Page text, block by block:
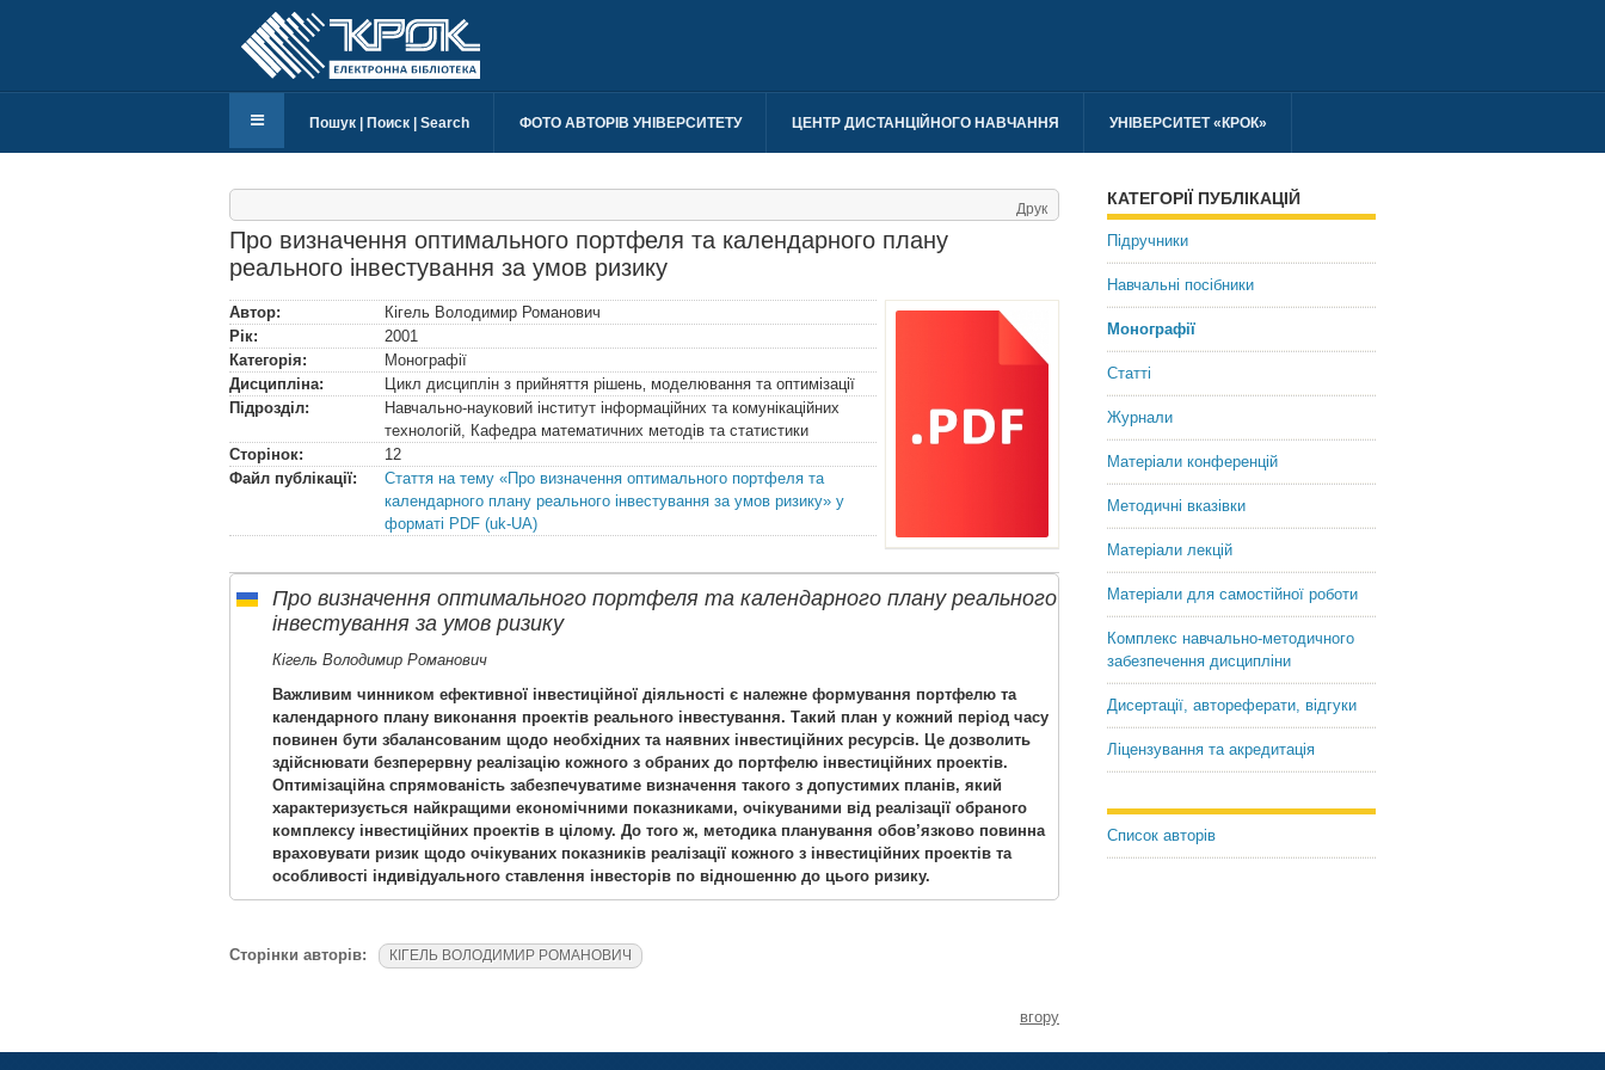
Пошук | Поиск | Search ФОТО АВТОРІВ УНІВЕРСИТЕТУ ЦЕНТР ДИСТАНЦІЙНОГО НАВЧАННЯ УНІВЕРСИТЕТ «КРОК»
Друк
Про визначення оптимального портфеля та календарного плану
реального інвестування за умов ризику
Автор:
Кігель Володимир Романович
Рік:
2001
Категорія:
Монографії
Дисципліна:
Цикл дисциплін з прийняття рішень‚ моделювання та оптимізації
Підрозділ:
Навчально-науковий інститут інформаційних та комунікаційних
технологій, Кафедра математичних методів та статистики
Сторінок:
12
Файл публікації:
Стаття на тему «Про визначення оптимального портфеля та
календарного плану реального інвестування за умов ризику» у
форматі PDF (uk-UA)
Про визначення оптимального портфеля та календарного плану реального
інвестування за умов ризику
Кігель Володимир Романович
Важливим чинником ефективної інвестиційної діяльності є належне формування портфелю та
календарного плану виконання проектів реального інвестування. Такий план у кожний період часу
повинен бути збалансованим щодо необхідних та наявних інвестиційних ресурсів. Це дозволить
здійснювати безперервну реалізацію кожного з обраних до портфелю інвестиційних проектів.
Оптимізаційна спрямованість забезпечуватиме визначення такого з допустимих планів, який
характеризується найкращими економічними показниками, очікуваними від реалізації обраного
комплексу інвестиційних проектів в цілому. До того ж, методика планування обов’язково повинна
враховувати ризик щодо очікуваних показників реалізації кожного з інвестиційних проектів та
особливості індивідуального ставлення інвесторів по відношенню до цього ризику.
Сторінки авторів: КІГЕЛЬ ВОЛОДИМИР РОМАНОВИЧ
вгору
КАТЕГОРІЇ ПУБЛІКАЦІЙ
Підручники
Навчальні посібники
Монографії
Статті
Журнали
Матеріали конференцій
Методичні вказівки
Матеріали лекцій
Матеріали для самостійної роботи
Комплекс навчально-методичного
забезпечення дисципліни
Дисертації, автореферати, відгуки
Ліцензування та акредитація
Список авторів